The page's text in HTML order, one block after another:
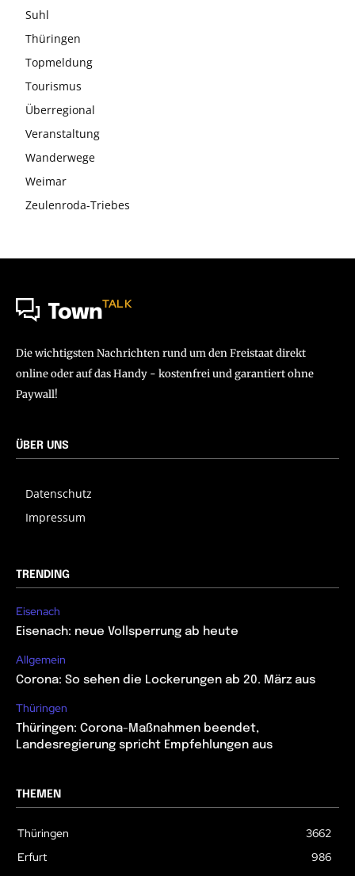
Suhl
Thüringen
Topmeldung
Tourismus
Überregional
Veranstaltung
Wanderwege
Weimar
Zeulenroda-Triebes
TownTALK
Die wichtigsten Nachrichten rund um den Freistaat direkt
online oder auf das Handy - kostenfrei und garantiert ohne
Paywall!
ÜBER UNS
Datenschutz
Impressum
TRENDING
Eisenach
Eisenach: neue Vollsperrung ab heute
Allgemein
Corona: So sehen die Lockerungen ab 20. März aus
Thüringen
Thüringen: Corona-Maßnahmen beendet,
Landesregierung spricht Empfehlungen aus
THEMEN
Thüringen
3662
Erfurt
986